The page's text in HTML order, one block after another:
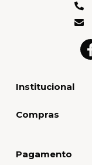
Institucional
Compras
Pagamento